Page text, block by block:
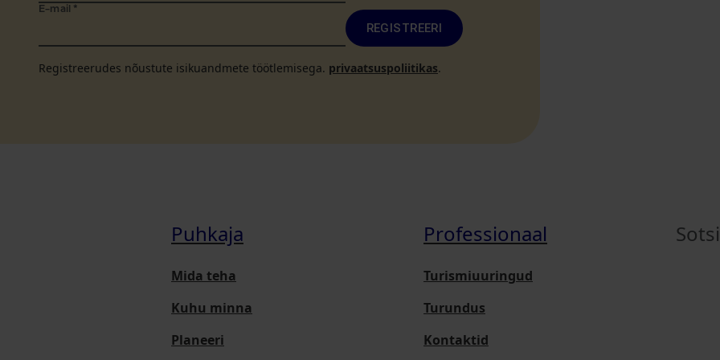
E-mail *
REGISTREERI
Registreerudes nõustute isikuandmete töötlemisega. privaatsuspoliitikas.
Puhkaja
Mida teha
Kuhu minna
Planeeri
Professionaal
Turismiuuringud
Turundus
Kontaktid